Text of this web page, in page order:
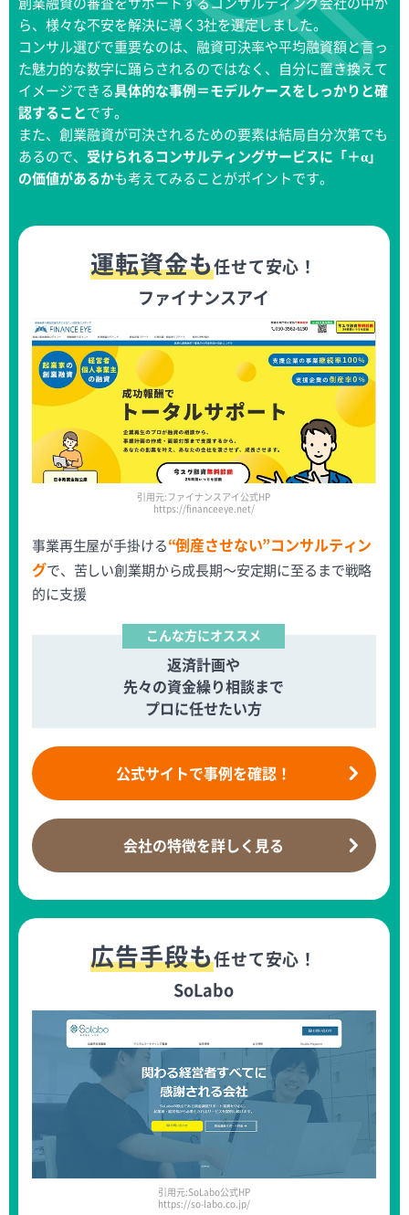
ら、様々な不安を解決に導く3社を選定しました。
コンサル選びで重要なのは、融資可決率や平均融資額と言っ
た魅力的な数字に踊らされるのではなく、自分に置き換えて
イメージできる具体的な事例＝モデルケースをしっかりと確
認することです。
また、創業融資が可決されるための要素は結局自分次第でも
あるので、 受けられるコンサルティングサービスに「＋α」
の価値があるかも考えてみることがポイントです。
運転資金も任せて安心！
ファイナンスアイ
引用元:ファイナンスアイ公式HP
https://financeeye.net/
事業再生屋が手掛ける“倒産させない”コンサルティン
グで、苦しい創業期から成長期～安定期に至るまで戦略
的に支援
こんな方にオススメ
返済計画や
先々の資金繰り相談まで
プロに任せたい方
公式サイトで事例を確認！
会社の特徴を詳しく見る
広告手段も任せて安心！
SoLabo
引用元:SoLabo公式HP
https://so-labo.co.jp/